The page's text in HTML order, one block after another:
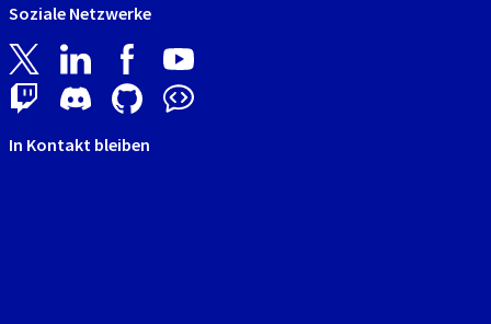
Soziale Netzwerke
In Kontakt bleiben